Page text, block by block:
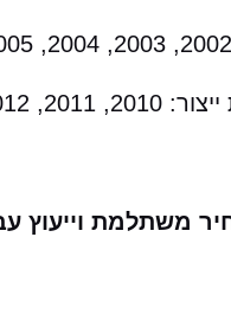
משתלמת וייעוץ